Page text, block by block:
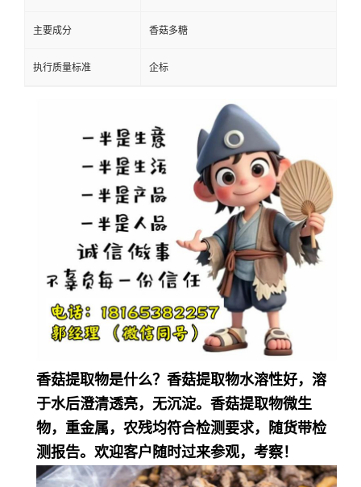
主要成分 香菇多糖
执行质量标准 企标
香菇提取物是什么？香菇提取物水溶性好，溶
于水后澄清透亮，无沉淀。香菇提取物微生
物，重金属，农残均符合检测要求，随货带检
测报告。欢迎客户随时过来参观，考察！